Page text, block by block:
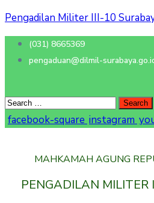
Pengadilan Militer III-10
(031) 8665369
pengaduan@dilmil-
facebook-square instagram
MAHKAMAH AGUNG
PENGADILAN